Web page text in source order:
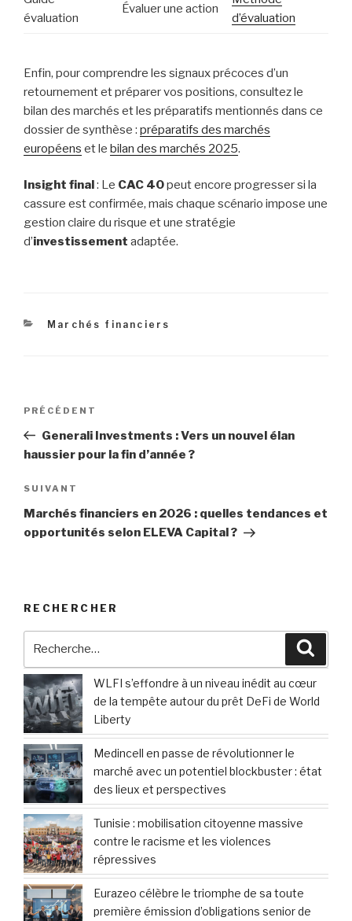
évaluation
Évaluer une action
d’évaluation
Enfin, pour comprendre les signaux précoces d’un
retournement et préparer vos positions, consultez le
bilan des marchés et les préparatifs mentionnés dans ce
dossier de synthèse : préparatifs des marchés
européens et le bilan des marchés 2025.
Insight final : Le CAC 40peut encore progresser si la
cassure est confirmée, mais chaque scénario impose une
gestion claire du risque et une stratégie
d’investissement adaptée.
Catégories
Marchés financiers
Navigation
l’article
Article
précédent
PRÉCÉDENT
Generali Investments : Vers un nouvel élan
haussier pour la fin d’année ?
Article
suivant
SUIVANT
Marchés financiers en 2026 : quelles tendances et
opportunités selon ELEVA Capital ?
RECHERCHER
:
WLFI s’effondre à un niveau inédit au cœur
de la tempête autour du prêt DeFi de World
Liberty
Medincell en passe de révolutionner le
marché avec un potentiel blockbuster : état
des lieux et perspectives
Tunisie : mobilisation citoyenne massive
contre le racisme et les violences
répressives
Eurazeo célèbre le triomphe de sa toute
première émission d’obligations senior de